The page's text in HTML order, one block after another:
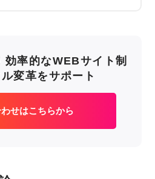
効率的なWEBサイト制
変革をサポート
せはこちらから